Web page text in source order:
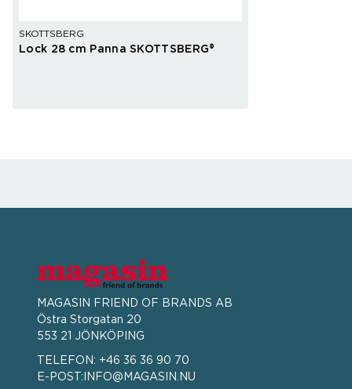
SKOTTSBERG
Lock 28 cm Panna SKOTTSBERG®
MAGASIN FRIEND OF BRANDS AB
Östra Storgatan 20
553 21 JÖNKÖPING
TELEFON: +46 36 36 90 70
E-POST: INFO@MAGASIN.NU